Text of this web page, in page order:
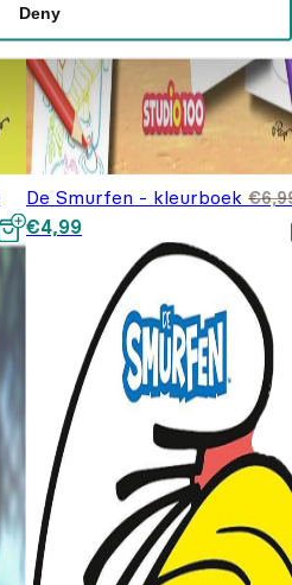
Deny
De Smurfen - kleurboek €
Oorspronkelijke prijs was:
€6,99.
€4,99Huidige prijs is: €4,99.